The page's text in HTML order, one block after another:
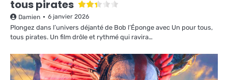
tous pirates
Damien 6 janvier 2026
Plongez dans l’univers déjanté de Bob l’Éponge avec Un pour tous,
tous pirates. Un film drôle et rythmé qui ravira…